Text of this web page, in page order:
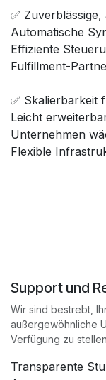
✅
Automatische
Effiziente
Fulfillment-
✅ Skalierbarkeit
Leicht
Unternehmen
Flexible
Support und
Wir sind bestrebt,
außergewöhnliche
Verfügung zu
Transparente